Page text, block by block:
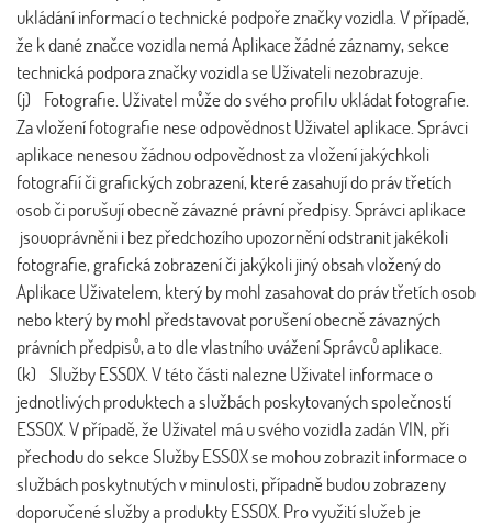
ukládání informací o technické podpoře značky vozidla. V případě,
že k dané značce vozidla nemá Aplikace žádné záznamy, sekce
technická podpora značky vozidla se Uživateli nezobrazuje.
(j) Fotografie. Uživatel může do svého profilu ukládat fotografie.
Za vložení fotografie nese odpovědnost Uživatel aplikace. Správci
aplikace nenesou žádnou odpovědnost za vložení jakýchkoli
fotografií či grafických zobrazení, které zasahují do práv třetích
osob či porušují obecně závazné právní předpisy. Správci aplikace
jsouoprávněni i bez předchozího upozornění odstranit jakékoli
fotografie, grafická zobrazení či jakýkoli jiný obsah vložený do
Aplikace Uživatelem, který by mohl zasahovat do práv třetích osob
nebo který by mohl představovat porušení obecně závazných
právních předpisů, a to dle vlastního uvážení Správců aplikace.
(k) Služby ESSOX. V této části nalezne Uživatel informace o
jednotlivých produktech a službách poskytovaných společností
ESSOX. V případě, že Uživatel má u svého vozidla zadán VIN, při
přechodu do sekce Služby ESSOX se mohou zobrazit informace o
službách poskytnutých v minulosti, případně budou zobrazeny
doporučené služby a produkty ESSOX. Pro využití služeb je